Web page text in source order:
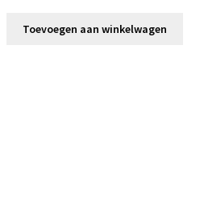
Toevoegen aan winkelwagen